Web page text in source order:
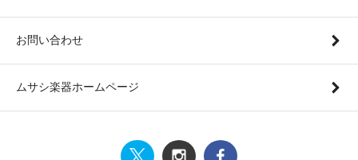
お問い合わせ
ムサシ楽器ホームページ